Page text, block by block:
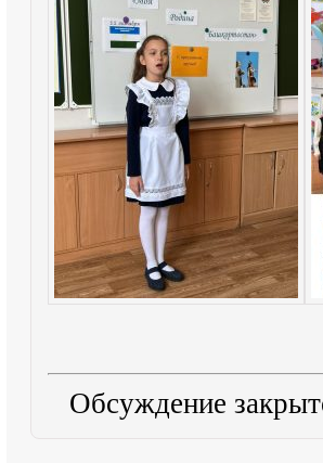
Обсуждение